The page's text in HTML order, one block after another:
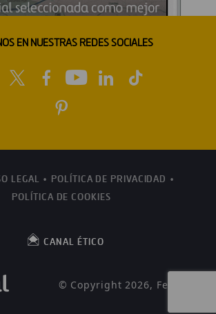
EN NUESTRAS REDES SOCIALES
LEGAL
POLÍTICA DE PRIVACIDAD
POLÍTICA DE COOKIES
CANAL ÉTICO
© Copyright 2026, Ferrovial